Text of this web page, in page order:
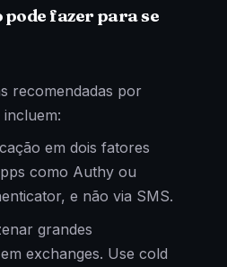
pode fazer para se
recomendadas por
incluem:
em dois fatores
como Authy ou
e não via SMS.
grandes
exchanges. Use cold